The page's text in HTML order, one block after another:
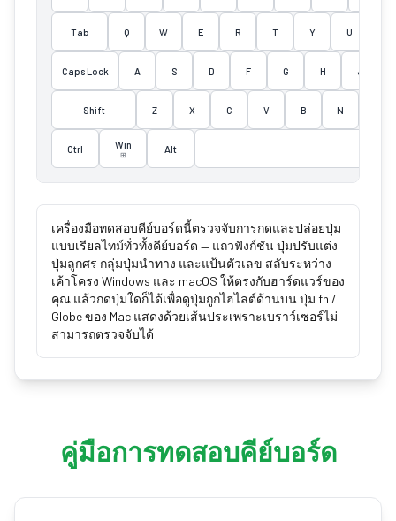
Tab Q W E R T Y U
Caps Lock A S D F G H J
Shift Z X C V B N
Ctrl Win
⊞ Alt
เครื่องมือทดสอบคีย์บอร์ดนี้ตรวจจับการกดและปล่อยปุ่ม
แบบเรียลไทม์ทั่วทั้งคีย์บอร์ด — แถวฟังก์ชัน ปุ่มปรับแต่ง
ปุ่มลูกศร กลุ่มปุ่มนำทาง และแป้นตัวเลข สลับระหว่าง
เค้าโครง Windows และ macOS ให้ตรงกับฮาร์ดแวร์ของ
คุณ แล้วกดปุ่มใดก็ได้เพื่อดูปุ่มถูกไฮไลต์ด้านบน ปุ่ม fn /
Globe ของ Mac แสดงด้วยเส้นประเพราะเบราว์เซอร์ไม่
สามารถตรวจจับได้
คู่มือการทดสอบคีย์บอร์ด